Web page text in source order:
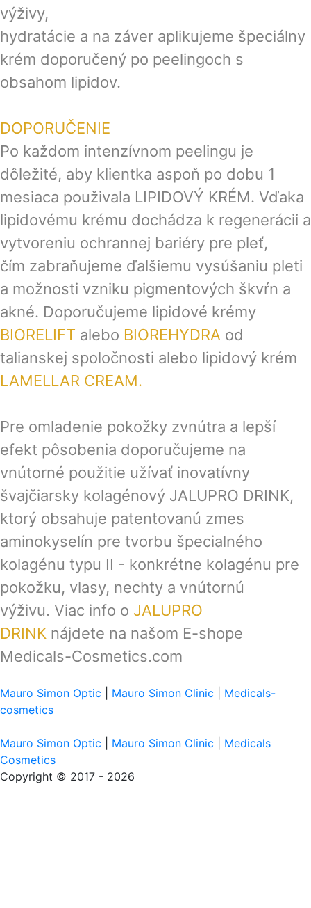
výživy,
hydratácie a na záver aplikujeme špeciálny
krém doporučený po peelingoch s
obsahom lipidov.
DOPORUČENIE
Po každom intenzívnom peelingu je
dôležité, aby klientka aspoň po dobu 1
mesiaca použivala LIPIDOVÝ KRÉM. Vďaka
lipidovému krému dochádza k regenerácii a
vytvoreniu ochrannej bariéry pre pleť,
čím zabraňujeme ďalšiemu vysúšaniu pleti
a možnosti vzniku pigmentových škvŕn a
akné. Doporučujeme lipidové krémy
BIORELIFT alebo BIOREHYDRA od
talianskej spoločnosti alebo lipidový krém
LAMELLAR CREAM.
Pre omladenie pokožky zvnútra a lepší
efekt pôsobenia doporučujeme na
vnútorné použitie užívať inovatívny
švajčiarsky kolagénový JALUPRO DRINK,
ktorý obsahuje patentovanú zmes
aminokyselín pre tvorbu špecialného
kolagénu typu II - konkrétne kolagénu pre
pokožku, vlasy, nechty a vnútornú
výživu. Viac info o JALUPRO
DRINK nájdete na našom E-shope
Medicals-Cosmetics.com
Mauro Simon Optic Mauro Simon Clinic
Medicals-
cosmetics
Mauro Simon Optic Mauro Simon Clinic
Medicals
Cosmetics
Copyright © 2017 - 2026